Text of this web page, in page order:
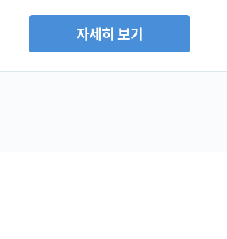
자세히 보기